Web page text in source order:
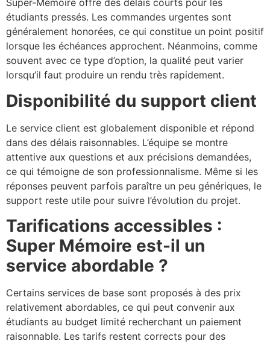
Super-Memoire offre des délais courts pour les
étudiants pressés. Les commandes urgentes sont
généralement honorées, ce qui constitue un point positif
lorsque les échéances approchent. Néanmoins, comme
souvent avec ce type d’option, la qualité peut varier
lorsqu’il faut produire un rendu très rapidement.
Disponibilité du support client
Le service client est globalement disponible et répond
dans des délais raisonnables. L’équipe se montre
attentive aux questions et aux précisions demandées,
ce qui témoigne de son professionnalisme. Même si les
réponses peuvent parfois paraître un peu génériques, le
support reste utile pour suivre l’évolution du projet.
Tarifications accessibles :
Super Mémoire est-il un
service abordable ?
Certains services de base sont proposés à des prix
relativement abordables, ce qui peut convenir aux
étudiants au budget limité recherchant un paiement
raisonnable. Les tarifs restent corrects pour des